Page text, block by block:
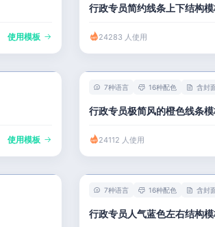
使用模板
行政专员简约线条上下结构模
24283 人使用
使用模板
7种语言 16种配色 含封
行政专员极简风的橙色线条模
24112 人使用
7种语言 16种配色 含封
行政专员人气蓝色左右结构模